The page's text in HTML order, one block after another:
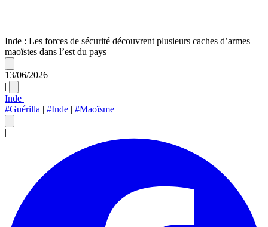
Inde : Les forces de sécurité découvrent plusieurs caches d’armes
maoïstes dans l’est du pays
13/06/2026
|
Inde |
#Guérilla | #Inde | #Maoïsme
|